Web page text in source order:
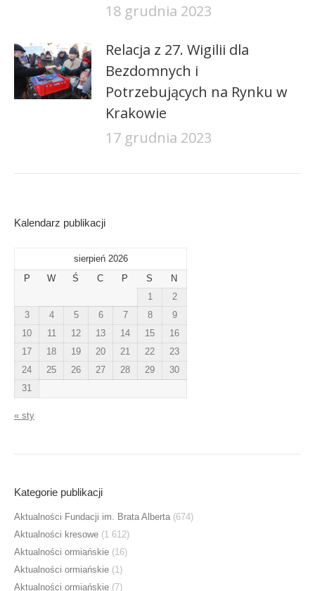
18 grudnia 2023
Relacja z 27. Wigilii dla
Bezdomnych i
Potrzebujących na Rynku w
Krakowie
17 grudnia 2023
Kalendarz publikacji
sierpień 2026
P
W Ś C P S
N
1
2
3
4 5 6 7 8
9
10
11 12 13 14 15
16
17
18 19 20 21 22
23
24
25 26 27 28 29
30
31
« sty
Kategorie publikacji
Aktualności Fundacji im. Brata Alberta (674)
Aktualności kresowe (1 612)
Aktualności ormiańskie (16)
Aktualności ormiańskie (1)
Aktualności ormiańskie (7)